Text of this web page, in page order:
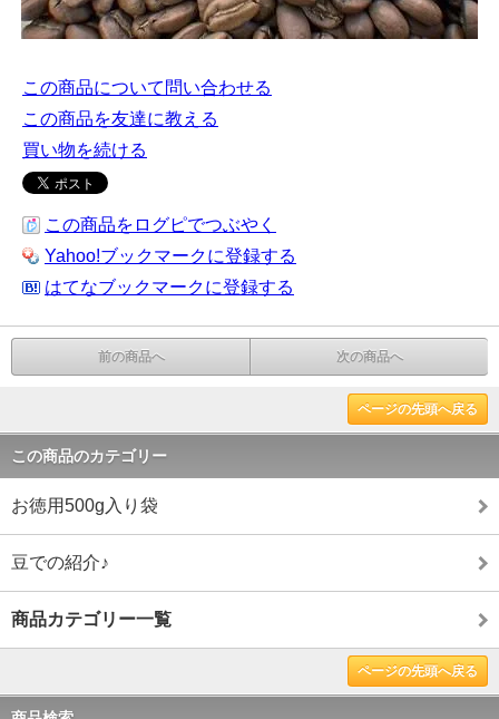
この商品について問い合わせる
この商品を友達に教える
買い物を続ける
この商品をログピでつぶやく
Yahoo!ブックマークに登録する
はてなブックマークに登録する
前の商品へ 次の商品へ
ページの先頭へ戻る
この商品のカテゴリー
お徳用500g入り袋
豆での紹介♪
商品カテゴリー一覧
ページの先頭へ戻る